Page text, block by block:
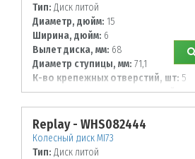
Тип: Диск литой
Диаметр, дюйм: 15
Ширина, дюйм: 6
Вылет диска, мм: 68
Диаметр ступицы, мм: 71,1
К-во крепежных отверстий, шт: 5
Диаметр располож. отверстий, мм:
118
Replay - WHS082444
Колесный диск MI73
Тип: Диск литой